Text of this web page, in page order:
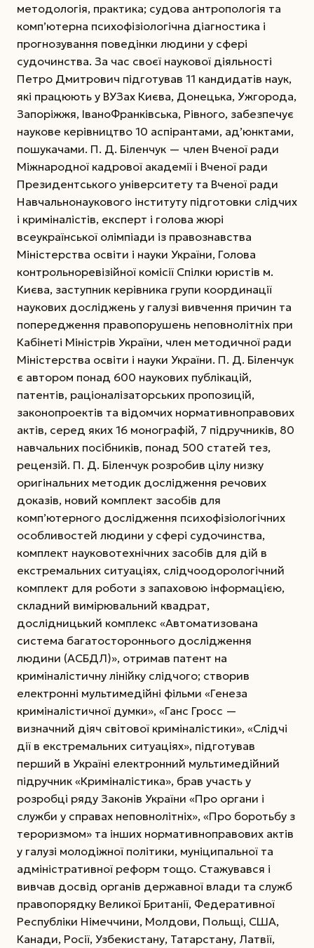
методологія, практика; судова антропологія та
комп’ютерна психофізіологічна діагностика і
прогнозування поведінки людини у сфері
судочинства. За час своєї наукової діяльності
Петро Дмитрович підготував 11 кандидатів наук,
які працюють у ВУЗах Києва, До­нець­ка, Ужгорода,
Запоріжжя, Івано­Франківська, Рівного, забезпечує
наукове керівництво 10 аспірантами, ад’юнктами,
пошукачами. П. Д. Біленчук — член Вченої ради
Міжнародної кадрової академії і Вченої ради
Президентського університету та Вченої ради
Навчально­наукового інституту підготовки слідчих
і криміналістів, експерт і голова жюрі
всеукраїнської олімпіади із правознавства
Міністерства освіти і науки України, Голова
контрольно­ревізійної комісії Спілки юристів м.
Києва, заступник керівника групи координації
наукових досліджень у галузі вивчення причин та
попередження правопорушень неповнолітніх при
Кабінеті Міністрів України, член методичної ради
Міністерства освіти і науки України. П. Д. Біленчук
є автором понад 600 наукових публікацій,
патентів, раціоналізаторських пропозицій,
законопроектів та відомчих нормативно­правових
актів, серед яких 16 монографій, 7 підручників, 80
навчальних посібників, понад 500 статей тез,
рецензій. П. Д. Біленчук розробив цілу низку
оригінальних методик дослідження речових
доказів, новий комплект засобів для
комп’ютерного дослідження психофізіологічних
особливостей людини у сфері судочинства,
комплект науково­технічних засобів для дій в
екстремальних ситуаціях, слідчо­одорологічний
комплект для роботи з запаховою інформацією,
складний вимірювальний квадрат,
дослідницький комплекс «Автоматизована
система багатостороннього дослідження
людини (АСБДЛ)», отримав патент на
криміналістичну лінійку слідчого; створив
електронні мультимедійні фільми «Генеза
криміналістичної думки», «Ганс Гросс —
визначний діяч світової криміналістики», «Слідчі
дії в екстремальних ситуаціях», підготував
перший в Україні електронний мультимедійний
підручник «Криміналістика», брав участь у
розробці ряду Законів України «Про органи і
служби у справах неповнолітніх», «Про боротьбу з
тероризмом» та інших нормативно­правових актів
у галузі молодіжної політики, муніципальної та
адміністративної реформ тощо. Стажувався і
вивчав досвід органів державної влади та служб
правопорядку Великої Британії, Федеративної
Респуб­ліки Німеччини, Молдови, Польщі, США,
Канади, Росії, Узбекистану, Татарстану, Латвії,